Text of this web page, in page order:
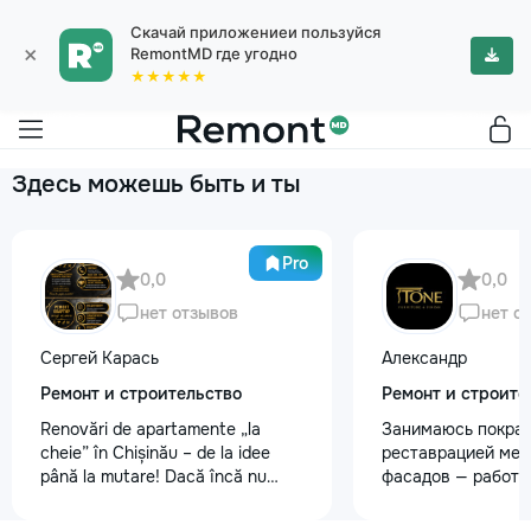
×
Скачай приложениеи пользуйся
RemontMD где угодно
★★★★★
Здесь можешь быть и ты
Pro
0,0
нет отзывов
Сергей Карась
Ремонт и строительство
Renovări de apartamente „la
cheie” în Chișinău – de la idee
până la mutare! Dacă încă nu
0,0
нет
Александр
Ремонт и
Занимаюсь
реставрацией
фасадов —